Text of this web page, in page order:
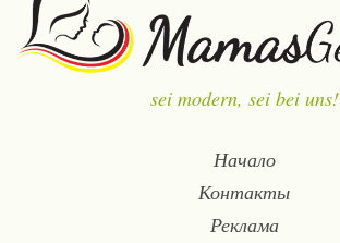
sei modern, sei bei uns!
Начало
Контакты
Реклама